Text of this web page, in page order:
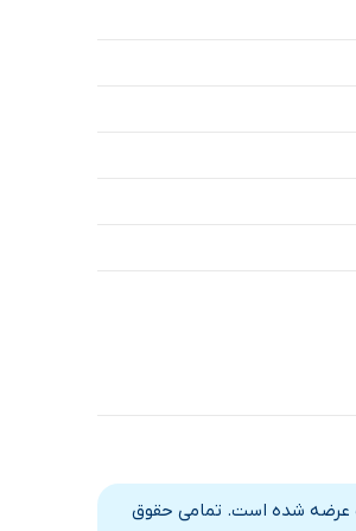
کتابراه عرضه شده است. تمامی حقوق